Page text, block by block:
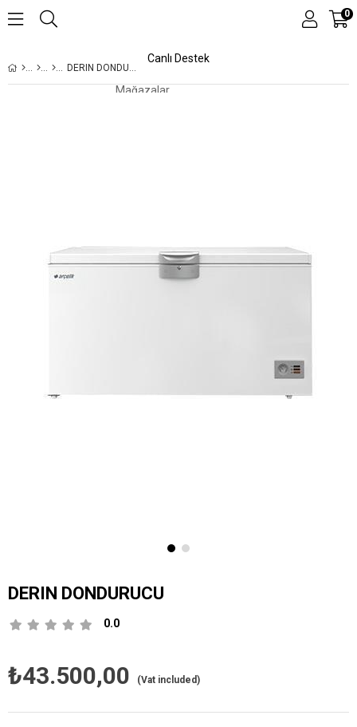
Canlı Destek
Mağazalar
0
DERIN DONDURUCU
DERIN DONDURUCU
0.0
₺43.500,00 (Vat included)